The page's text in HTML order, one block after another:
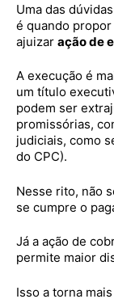
Uma das
é quando propor
ajuizar ação de
A execução é
um título
podem ser
promissórias,
judiciais, como
do CPC).
Nesse rito, não
se cumpre o
Já a ação de
permite maior
Isso a torna